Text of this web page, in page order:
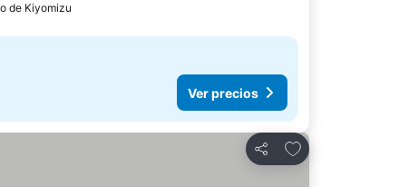
de Kiyomizu
Ver precios
Compartir
Agregar a favoritos